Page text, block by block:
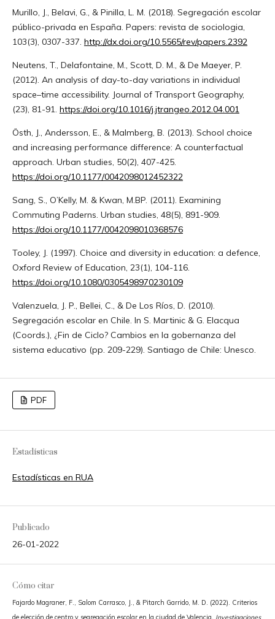
Murillo, J., Belavi, G., & Pinilla, L. M. (2018). Segregación escolar
público-privada en España. Papers: revista de sociologia,
103(3), 0307-337. http://dx.doi.org/10.5565/rev/papers.2392
Neutens, T., Delafontaine, M., Scott, D. M., & De Maeyer, P.
(2012). An analysis of day-to-day variations in individual
space–time accessibility. Journal of Transport Geography,
(23), 81-91. https://doi.org/10.1016/j.jtrangeo.2012.04.001
Östh, J., Andersson, E., & Malmberg, B. (2013). School choice
and increasing performance difference: A counterfactual
approach. Urban studies, 50(2), 407-425.
https://doi.org/10.1177/0042098012452322
Sang, S., O’Kelly, M. & Kwan, M.BP. (2011). Examining
Commuting Paderns. Urban studies, 48(5), 891-909.
https://doi.org/10.1177/0042098010368576
Tooley, J. (1997). Choice and diversity in education: a defence,
Oxford Review of Education, 23(1), 104-116.
https://doi.org/10.1080/0305498970230109
Valenzuela, J. P., Bellei, C., & De Los Ríos, D. (2010).
Segregación escolar en Chile. In S. Martinic & G. Elacqua
(Coords.), ¿Fin de Ciclo? Cambios en la gobernanza del
sistema educativo (pp. 209-229). Santiago de Chile: Unesco.
PDF
Estadísticas
Estadísticas en RUA
Publicado
26-01-2022
Cómo citar
Fajardo Magraner, F., Salom Carrasco, J., & Pitarch Garrido, M. D. (2022). Criterios
de elección de centro y segregación escolar en la ciudad de Valencia. Investigaciones